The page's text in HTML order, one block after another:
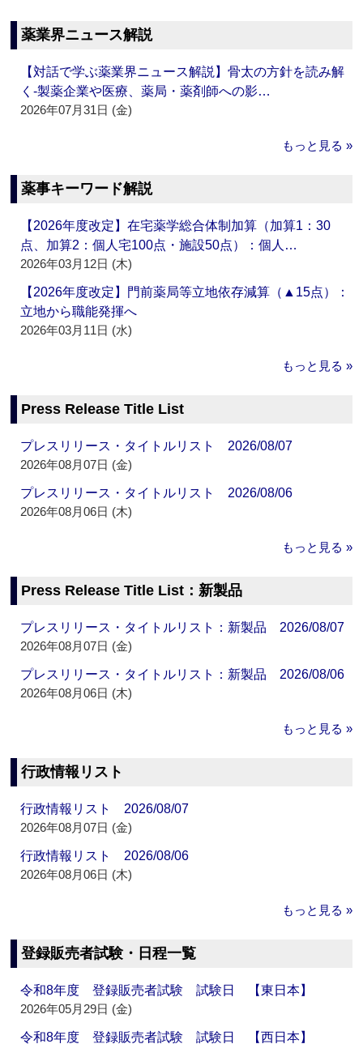
薬業界ニュース解説
【対話で学ぶ薬業界ニュース解説】骨太の方針を読み解
く‐製薬企業や医療、薬局・薬剤師への影…
2026年07月31日 (金)
もっと見る »
薬事キーワード解説
【2026年度改定】在宅薬学総合体制加算（加算1：30
点、加算2：個人宅100点・施設50点）：個人…
2026年03月12日 (木)
【2026年度改定】門前薬局等立地依存減算（▲15点）：
立地から職能発揮へ
2026年03月11日 (水)
もっと見る »
Press Release Title List
プレスリリース・タイトルリスト 2026/08/07
2026年08月07日 (金)
プレスリリース・タイトルリスト 2026/08/06
2026年08月06日 (木)
もっと見る »
Press Release Title List：新製品
プレスリリース・タイトルリスト：新製品 2026/08/07
2026年08月07日 (金)
プレスリリース・タイトルリスト：新製品 2026/08/06
2026年08月06日 (木)
もっと見る »
行政情報リスト
行政情報リスト 2026/08/07
2026年08月07日 (金)
行政情報リスト 2026/08/06
2026年08月06日 (木)
もっと見る »
登録販売者試験・日程一覧
令和8年度 登録販売者試験 試験日 【東日本】
2026年05月29日 (金)
令和8年度 登録販売者試験 試験日 【西日本】